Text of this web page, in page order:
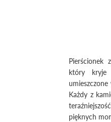
Pierścionek
który kryje
Każdy z
pięknych